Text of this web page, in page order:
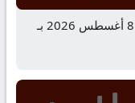
مباراة تشيلسي و ميلان بث مباشر بتاريخ 8 أغسطس 2026 بـ